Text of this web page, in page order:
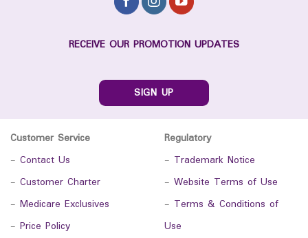
RECEIVE OUR PROMOTION UPDATES
SIGN UP
Customer Service
- Contact Us
- Customer Charter
- Medicare Exclusives
- Price Policy
Regulatory
- Trademark Notice
- Website Terms of Use
- Terms & Conditions of
Use